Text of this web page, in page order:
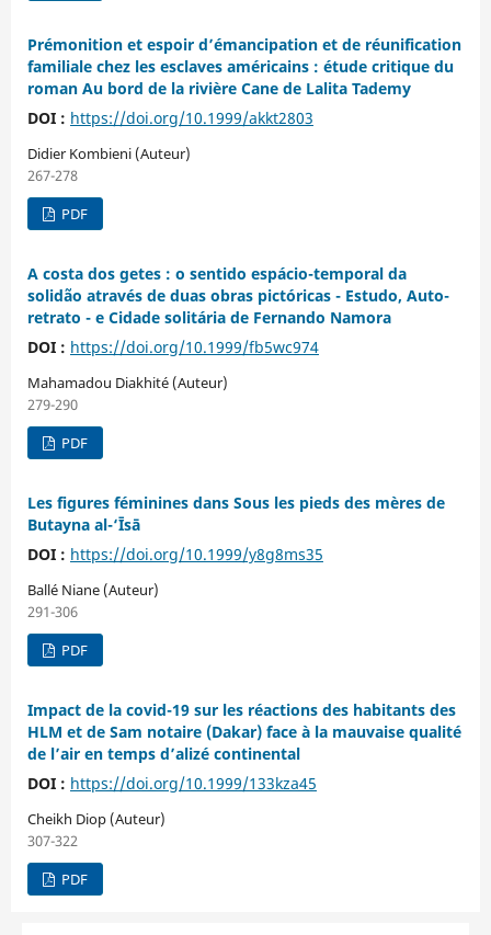
Prémonition et espoir d’émancipation et de réunification
familiale chez les esclaves américains : étude critique du
roman Au bord de la rivière Cane de Lalita Tademy
DOI : https://doi.org/10.1999/akkt2803
Didier Kombieni (Auteur)
267-278
PDF
A costa dos getes : o sentido espácio-temporal da
solidão através de duas obras pictóricas - Estudo, Auto-
retrato - e Cidade solitária de Fernando Namora
DOI : https://doi.org/10.1999/fb5wc974
Mahamadou Diakhité (Auteur)
279-290
PDF
Les figures féminines dans Sous les pieds des mères de
Butayna al-‘Īsā
DOI : https://doi.org/10.1999/y8g8ms35
Ballé Niane (Auteur)
291-306
PDF
Impact de la covid-19 sur les réactions des habitants des
HLM et de Sam notaire (Dakar) face à la mauvaise qualité
de l’air en temps d’alizé continental
DOI : https://doi.org/10.1999/133kza45
Cheikh Diop (Auteur)
307-322
PDF